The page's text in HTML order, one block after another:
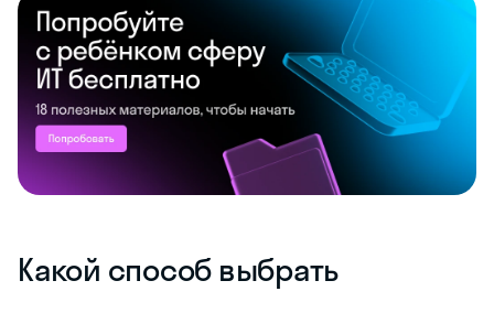
Какой способ выбрать